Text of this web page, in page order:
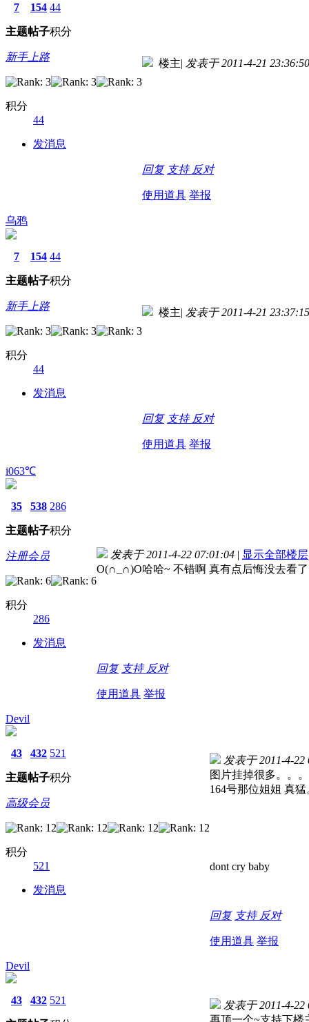
7
主题
154
帖子
44
积分
新手上路
积分
44
发消息
楼主| 发表于 2011-4-21 23:36:50
回复 支持 反对
使用道具 举报
乌鸦
7
主题
154
帖子
44
积分
新手上路
积分
44
发消息
楼主| 发表于 2011-4-21 23:37:15
回复 支持 反对
使用道具 举报
i063℃
35
主题
538
帖子
286
积分
注册会员
积分
286
发消息
发表于 2011-4-22 07:01:04 | 显示全部楼层
O(∩_∩)O哈哈~ 不错啊 真有点后悔没去看了
回复 支持 反对
使用道具 举报
Devil
43
主题
432
帖子
521
积分
高级会员
积分
521
发消息
发表于 2011-4-22
图片挂掉很多。。。
164号那位姐姐 真猛
dont cry baby
回复 支持 反对
使用道具 举报
Devil
43 432 521 发表于 2011-4-22
再顶一个~支持下楼